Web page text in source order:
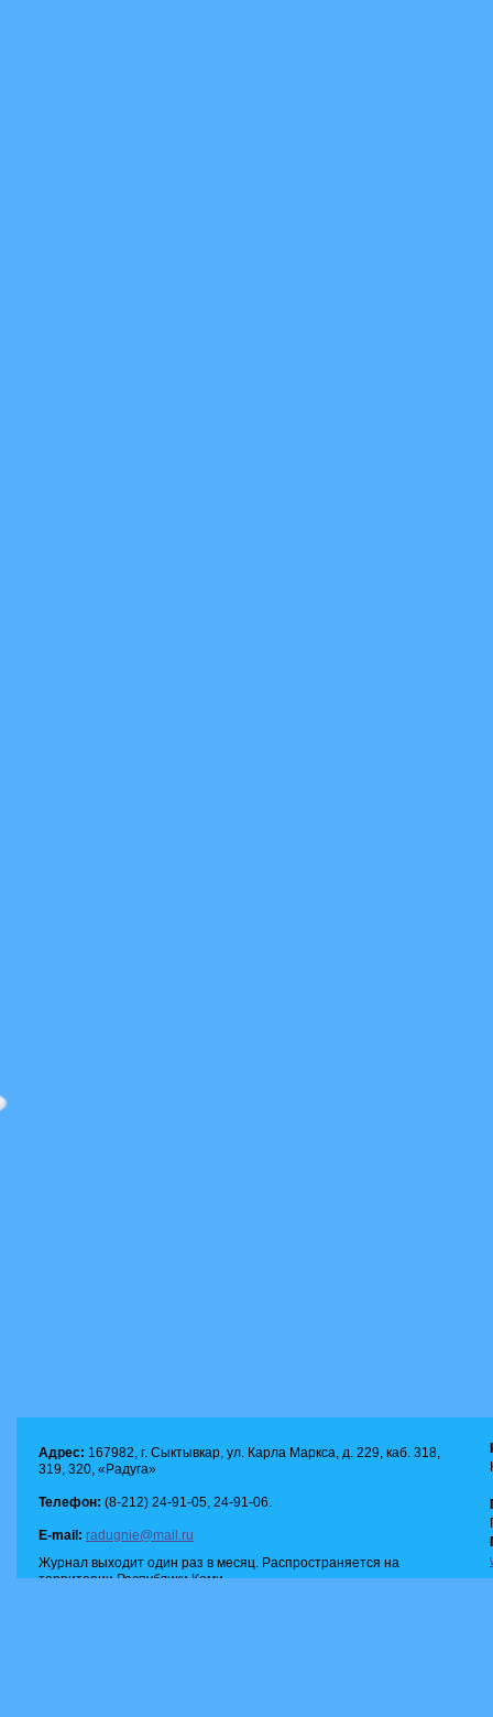
Адрес: 167982, г. Сыктывкар, ул. Карла Маркса, д. 229, каб. 318,
319, 320, «Радуга»
Телефон: (8-212) 24-91-05, 24-91-06.
E-mail: radugnie@mail.ru
Журнал выходит один раз в месяц. Распространяется на
территории Республики Коми.